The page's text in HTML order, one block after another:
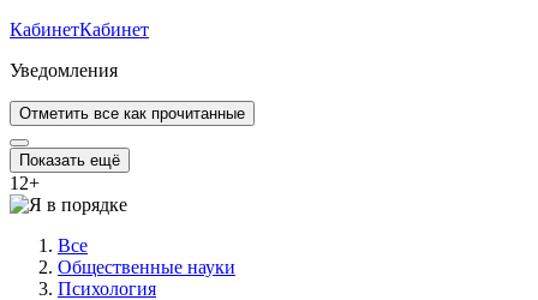
КабинетКабинет
Уведомления
Отметить все как прочитанные
Показать ещё
12+
Все
Общественные науки
Психология